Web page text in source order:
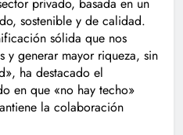
privado, basada en un
sostenible y de calidad.
sólida que nos
y generar mayor riqueza, sin
ha destacado el
en que «no hay techo»
la colaboración